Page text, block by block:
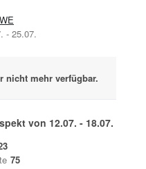
- 25.07.
nicht mehr verfügbar.
von 12.07. - 18.07.
75